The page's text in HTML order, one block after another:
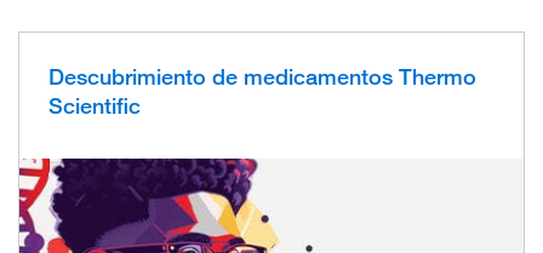
Descubrimiento de medicamentos Thermo
Scientific